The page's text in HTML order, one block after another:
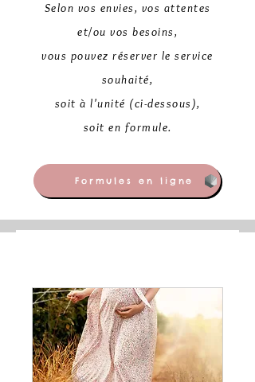
Selon vos envies, vos attentes
et/ou vos besoins,
vous pouvez réserver le service
souhaité,
soit à l'unité (ci-dessous),
soit en formule.
Formules en ligne